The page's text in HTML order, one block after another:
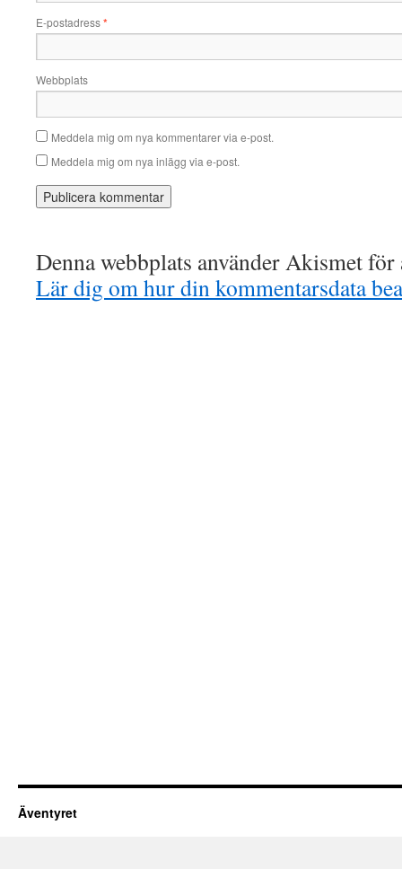
E-postadress*
Webbplats
Meddela mig om nya kommentarer via e-post.
Meddela mig om nya inlägg via e-post.
Denna webbplats använder Akismet
Lär dig om hur din kommentarsdata
Äventyret